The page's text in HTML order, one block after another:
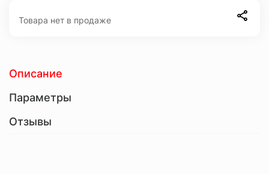
Товара нет в продаже
Описание
Параметры
Отзывы